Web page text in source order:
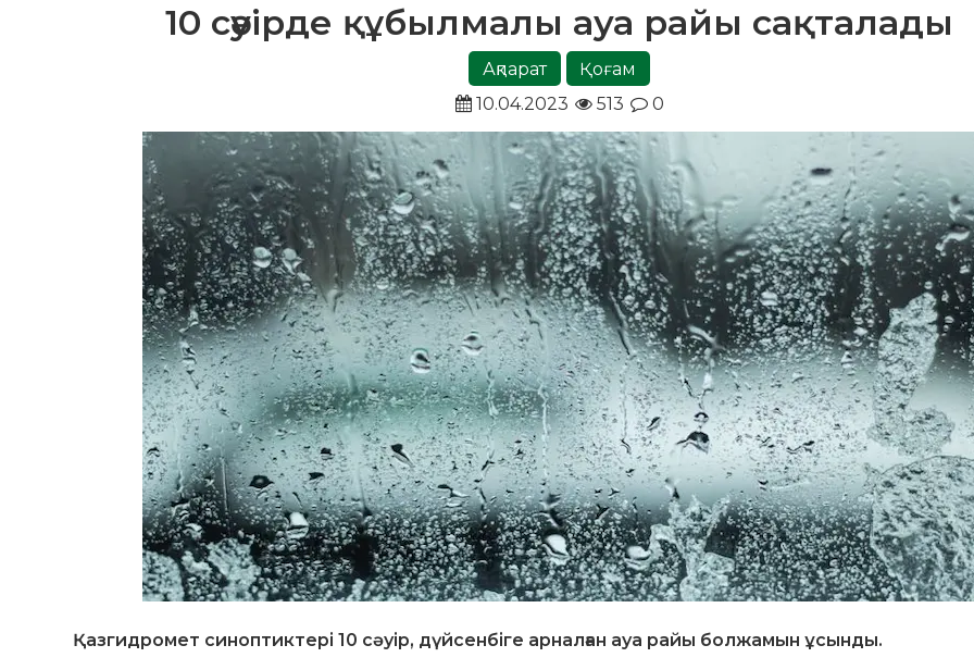
10 сәуірде құбылмалы ауа райы сақталады
Ақпарат
Қоғам
10.04.2023
513 0
Қазгидромет синоптиктері 10 сәуір, дүйсенбіге арналған ауа райы болжамын ұсынды.